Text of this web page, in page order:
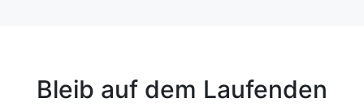
Bleib auf dem Laufenden